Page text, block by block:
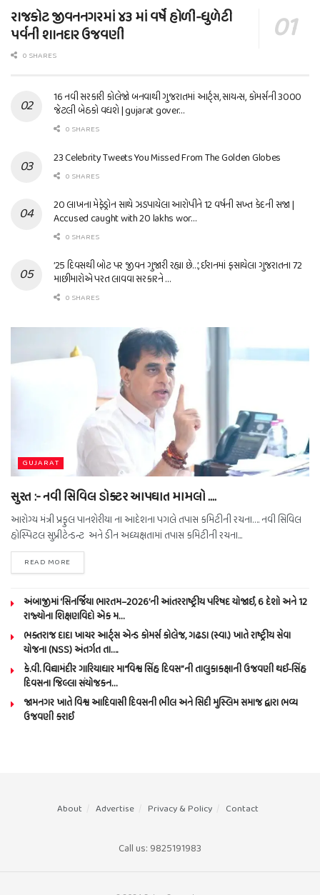
રાજકોટ જીવનનગરમાં ૪૩ માં વર્ષે હોળી-ધુળેટી
પર્વની શાનદાર ઉજવણી
0 SHARES
16 નવી સરકારી કોલેજો બનવાથી ગુજરાતમાં આર્ટ્સ, સાયન્સ, કોમર્સની 3000
જેટલી બેઠકો વધશે | gujarat gover…
0 SHARES
23 Celebrity Tweets You Missed From The Golden Globes
0 SHARES
20 લાખના મેફેડ્રોન સાથે ઝડપાયેલા આરોપીને 12 વર્ષની સખ્ત કેદની સજા |
Accused caught with 20 lakhs wor…
0 SHARES
’25 દિવસથી બોટ પર જીવન ગુજારી રહ્યા છે…’, ઈરાનમાં ફસાયેલા ગુજરાતના 72
માછીમારોએ પરત લાવવા સરકારને …
0 SHARES
GUJARAT
સુરત :- નવી સિવિલ ડોક્ટર આપઘાત મામલો ….
આરોગ્ય મંત્રી પ્રફુલ પાનશેરીયા ના આદેશના પગલે તપાસ કમિટીની રચના…. નવી સિવિલ
હોસ્પિટલ સુપ્રીટેન્ડન્ટ અને ડીન અધ્યક્ષતામાં તપાસ કમિટીની રચના...
READ MORE
અંબાજીમાં ‘સિનર્જિયા ભારતમ–2026’ની આંતરરાષ્ટ્રીય પરિષદ યોજાઈ, 6 દેશો અને 12
રાજ્યોના શિક્ષણવિદો એક મ…
ભક્તરાજ દાદા ખાચર આર્ટ્સ એન્ડ કોમર્સ કોલેજ, ગઢડા (સ્વા.) ખાતે રાષ્ટ્રીય સેવા
યોજના (NSS) અંતર્ગત તા….
કે.વી. વિદ્યામંદીર ગારિયાધાર મા“વિશ્વ સિંહ દિવસ”ની તાલુકાકક્ષાની ઉજવણી થઈ-સિંહ
દિવસના જિલ્લા સંયોજકન…
જામનગર ખાતે વિશ્વ આદિવાસી દિવસની ભીલ અને સિદી મુસ્લિમ સમાજ દ્વારા ભવ્ય
ઉજવણી કરાઈ
About Advertise Privacy & Policy Contact
Call us: 9825191983